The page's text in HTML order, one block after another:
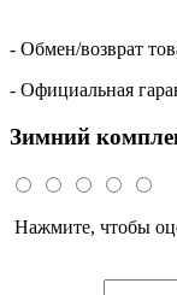
- Обмен/возврат
- Официальная
Зимний
Нажмите, чтобы